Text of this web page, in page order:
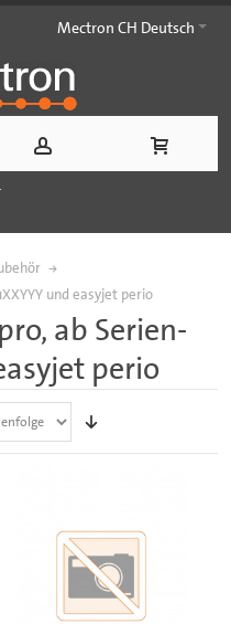
Mectron CH Deutsch
und easyjet perio
ab Serien-
perio